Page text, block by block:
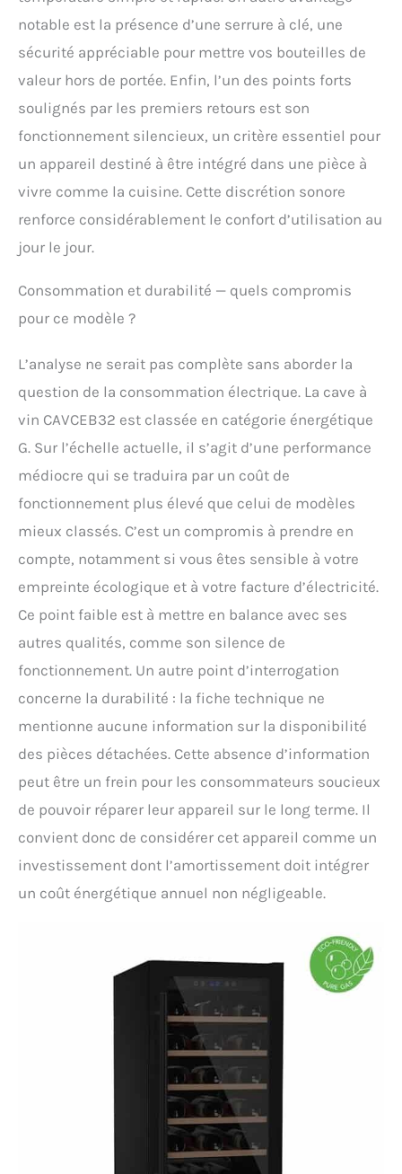
notable est la présence d’une serrure à clé, une
sécurité appréciable pour mettre vos bouteilles de
valeur hors de portée. Enfin, l’un des points forts
soulignés par les premiers retours est son
fonctionnement silencieux, un critère essentiel pour
un appareil destiné à être intégré dans une pièce à
vivre comme la cuisine. Cette discrétion sonore
renforce considérablement le confort d’utilisation au
jour le jour.
Consommation et durabilité — quels compromis
pour ce modèle ?
L’analyse ne serait pas complète sans aborder la
question de la consommation électrique. La cave à
vin CAVCEB32 est classée en catégorie énergétique
G. Sur l’échelle actuelle, il s’agit d’une performance
médiocre qui se traduira par un coût de
fonctionnement plus élevé que celui de modèles
mieux classés. C’est un compromis à prendre en
compte, notamment si vous êtes sensible à votre
empreinte écologique et à votre facture d’électricité.
Ce point faible est à mettre en balance avec ses
autres qualités, comme son silence de
fonctionnement. Un autre point d’interrogation
concerne la durabilité : la fiche technique ne
mentionne aucune information sur la disponibilité
des pièces détachées. Cette absence d’information
peut être un frein pour les consommateurs soucieux
de pouvoir réparer leur appareil sur le long terme. Il
convient donc de considérer cet appareil comme un
investissement dont l’amortissement doit intégrer
un coût énergétique annuel non négligeable.